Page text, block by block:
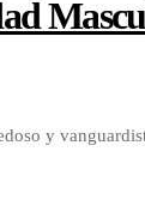
y